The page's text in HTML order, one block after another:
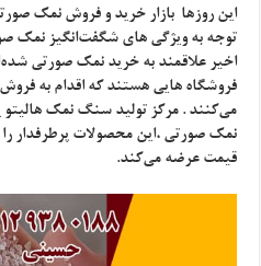
این روزها بازار خرید و فروش نمک
توجه به ویژگی ‌های شگفت‌انگیز نمک
اخیر علاقمند به خرید نمک صورتی
فروشگاه‌ هایی هستند که اقدام به
می‌کنند . مرکز تولید سنگ نمک هالیتو
نمک صورتی ،این محصولات پرطرفدار
قیمت عرضه می‌کند.